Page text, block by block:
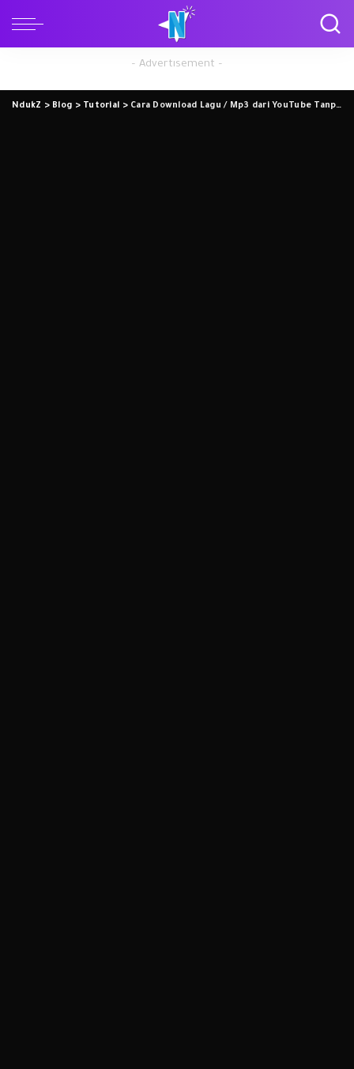
– Advertisement –
NdukZ > Blog > Tutorial > Cara Download Lagu / Mp3 dari YouTube Tanpa Aplikasi Tambahan